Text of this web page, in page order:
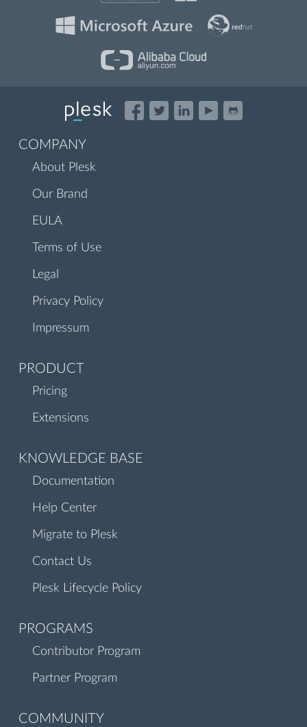
COMPANY
About Plesk
Our Brand
EULA
Terms of Use
Legal
Privacy Policy
Impressum
PRODUCT
Pricing
Extensions
KNOWLEDGE BASE
Documentation
Help Center
Migrate to Plesk
Contact Us
Plesk Lifecycle Policy
PROGRAMS
Contributor Program
Partner Program
COMMUNITY